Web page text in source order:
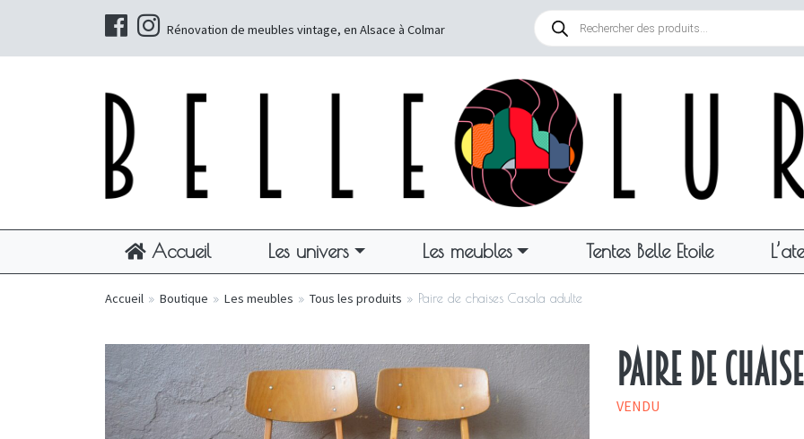
Rénovation de meubles vintage, en Alsace à Colmar
Recherche
produits
Accueil Les univers Les meubles Tentes Belle Etoile
Accueil » Boutique » Les meubles » Tous les produits » Paire de chaises Casala adulte
Paire de
VENDU